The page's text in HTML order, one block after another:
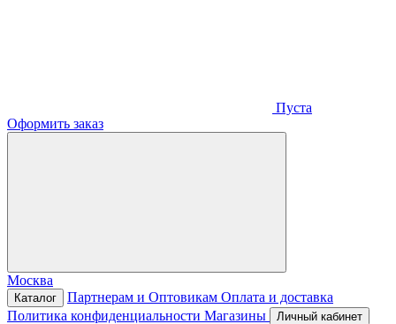
Пуста
Оформить заказ
Москва
Каталог Партнерам и Оптовикам Оплата и доставка
Политика конфиденциальности Магазины Личный кабинет